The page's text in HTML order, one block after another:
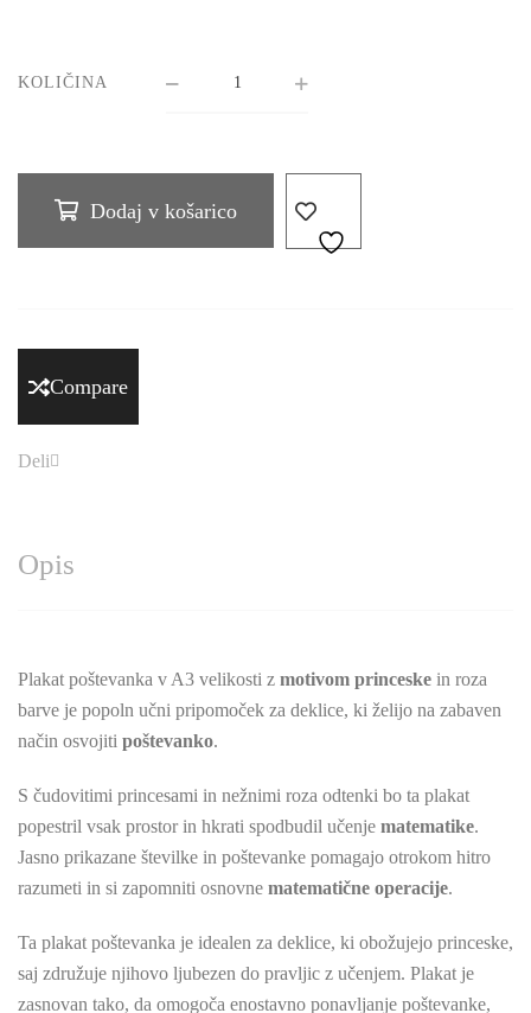
KOLIČINA
Dodaj v košarico
Compare
Deli
Opis
Plakat poštevanka v A3 velikosti z motivom princeske in roza
barve je popoln učni pripomoček za deklice, ki želijo na zabaven
način osvojiti poštevanko.
S čudovitimi princesami in nežnimi roza odtenki bo ta plakat
popestril vsak prostor in hkrati spodbudil učenje matematike.
Jasno prikazane številke in poštevanke pomagajo otrokom hitro
razumeti in si zapomniti osnovne matematične operacije.
Ta plakat poštevanka je idealen za deklice, ki obožujejo princeske,
saj združuje njihovo ljubezen do pravljic z učenjem. Plakat je
zasnovan tako, da omogoča enostavno ponavljanje poštevanke,